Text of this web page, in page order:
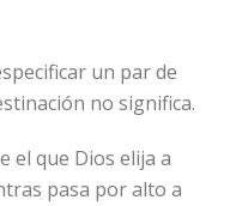
un par de
no significa.
el que Dios elija a
pasa por alto a